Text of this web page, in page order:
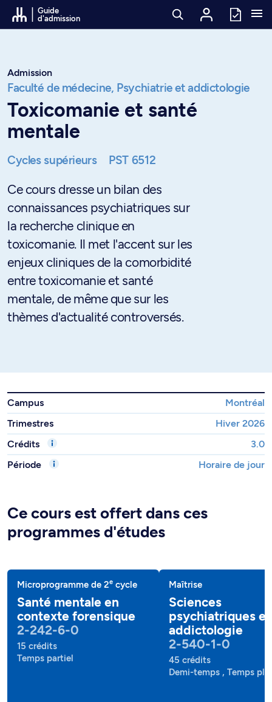
Passer au contenu
Guide
d'admission
Admission
Faculté de médecine, Psychiatrie et addictologie
Toxicomanie et santé
mentale
Cycles supérieurs PST 6512
Ce cours dresse un bilan des
connaissances psychiatriques sur
la recherche clinique en
toxicomanie. Il met l'accent sur les
enjeux cliniques de la comorbidité
entre toxicomanie et santé
mentale, de même que sur les
thèmes d'actualité controversés.
Campus
Montréal
Trimestres
Hiver 2026
Crédits
3.0
Période
Horaire de jour
Ce cours est offert dans ces
programmes d'études
Microprogramme de 2e cycle
Santé mentale en
contexte forensique
2-242-6-0
15 crédits
Temps partiel
Maîtrise
Sciences
psychiatriques et
addictologie
2-540-1-0
45 crédits
Demi-temps , Temps